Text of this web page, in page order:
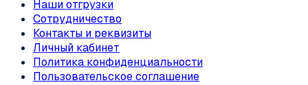
Наши отгрузки
Сотрудничество
Контакты и реквизиты
Личный кабинет
Политика конфиденциальности
Пользовательское соглашение